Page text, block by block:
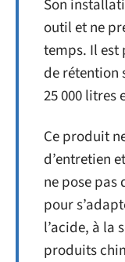
Son
outil et ne
temps. Il est
de rétention
25 000 litres
Ce produit
d’entretien
ne pose
pour
l’acide, à la
produits